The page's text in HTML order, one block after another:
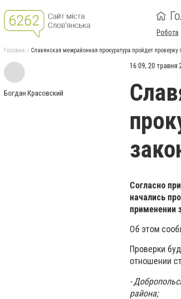
Робота
Головна Славянская межрайонная прокуратура пройдет проверку
Богдан Красовский
16:09, 20 травня
Согласно
начались
применении
Об этом
Проверки
отношении
-
района;